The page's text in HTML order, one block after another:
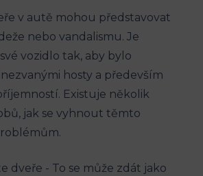
v autě mohou představovat
nebo⁢ vandalismu. Je⁣
vozidlo ⁣tak, ⁣aby bylo
hosty ⁣a především
Existuje ‌několik
⁢jak se vyhnout těmto
dveře -⁢ To se může zdát jako